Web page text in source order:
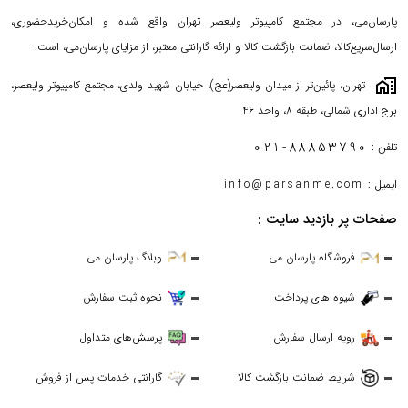
Dual Core)، داشتن صفحه‌ای بزرگتر نسبت به نسل قبل و مقاومت در برابر
داشتن گوشی اشاره کرد.
طراحی؛ دو اندازه و سه مدل جذاب
پارسان‌می، در مجتمع کامپیوتر ولیعصر تهران واقع شده و امکان‌خریدحضوری،
ارسال‌سریع‌کالا، ضمانت بازگشت کالا و ارائه گارانتی معتبر، از مزایای پارسان‌می، است.
maps_home_work
تهران، پائین‌تر از میدان ولیعصر(عج)، خیابان شهید ولدی، مجتمع کامپیوتر ولیعصر،
برج اداری شمالی، طبقه 8، واحد 46
تلفن : 021-88853790
ایمیل : info@parsanme.com
صفحات پر بازدید سایت :
فروشگاه پارسان می وبلاگ پارسان می
شیوه های پرداخت نحوه ثبت سفارش
رویه ارسال سفارش پرسش‌های متداول
شرایط ضمانت بازگشت کالا گارانتی خدمات پس از فروش